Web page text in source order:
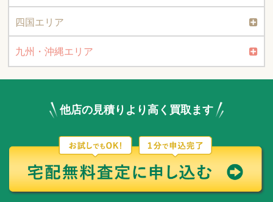
四国エリア
九州・沖縄エリア
他店の見積りより高く買取ます